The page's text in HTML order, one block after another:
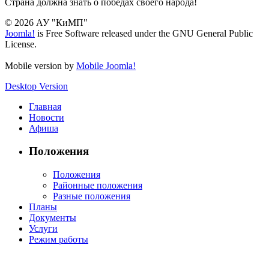
© 2026 АУ "КиМП"
Joomla! is Free Software released under the GNU General Public
License.
Mobile version by Mobile Joomla!
Desktop Version
Главная
Новости
Афиша
Положения
Положения
Районные положения
Разные положения
Планы
Документы
Услуги
Режим работы